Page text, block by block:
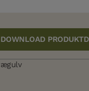
DOWNLOAD